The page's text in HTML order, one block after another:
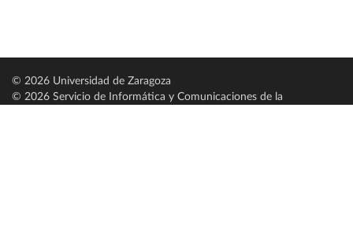
© 2026 Universidad de Zaragoza
© 2026 Servicio de Informática y Comunicaciones de la